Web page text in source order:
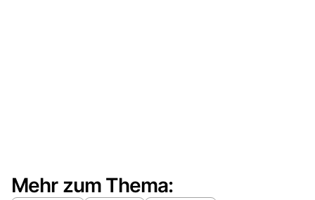
Mehr zum Thema: